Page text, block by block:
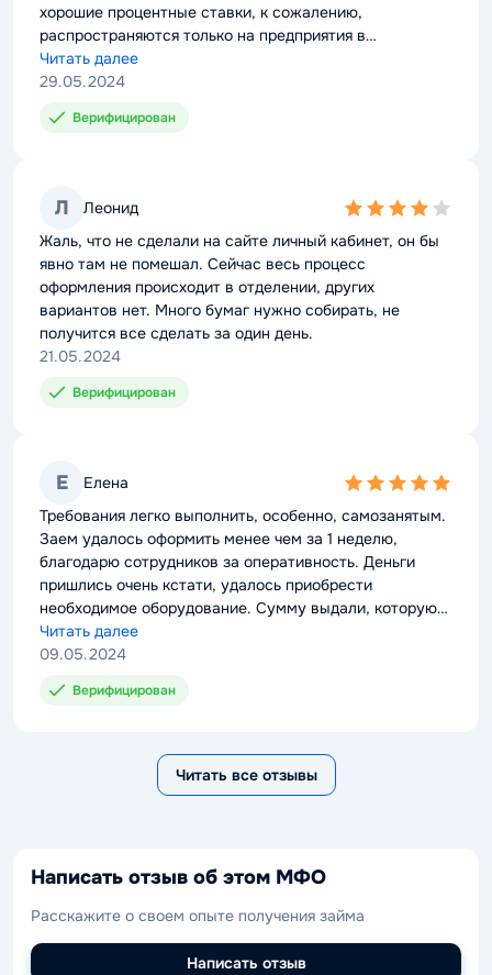
хорошие процентные ставки, к сожалению,
распространяются только на предприятия в
социальной сфере и другие приоритетные проекты.
Компании в сфере торговли могут получить заем
срок.
Читать далее
29.05.2024
Верифицирован
Л Леонид
4,0
rating
Жаль, что не сделали на сайте личный кабинет, он бы
явно там не помешал. Сейчас весь процесс
оформления происходит в отделении, других
вариантов нет. Много бумаг нужно собирать, не
получится все сделать за один день.
21.05.2024
Верифицирован
Е Елена
5,0
rating
Требования легко выполнить, особенно, самозанятым.
Заем удалось оформить менее чем за 1 неделю,
благодарю сотрудников за оперативность. Деньги
пришлись очень кстати, удалось приобрести
необходимое оборудование. Сумму выдали, которую
просила, и на нужный срок.
Читать далее
09.05.2024
Верифицирован
Читать все отзывы
Написать отзыв об этом МФО
Расскажите о своем опыте получения займа
Написать отзыв